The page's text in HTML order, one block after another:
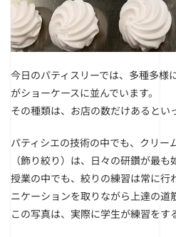
今日のパティスリーでは、多種多様
がショーケースに並んでいます。
その種類は、お店の数だけあるとい
パティシエの技術の中でも、クリー
（飾り絞り）は、日々の研鑽が最も
授業の中でも、絞りの練習は常に行
ニケーションを取りながら上達の道
この写真は、実際に学生が練習をす